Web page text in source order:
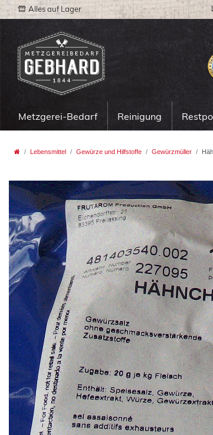
Alles auf Lager
Metzgerei-Bedarf Reinigung
Lebensmittel Gewürze und Hilfstoffe Gewürzmüller